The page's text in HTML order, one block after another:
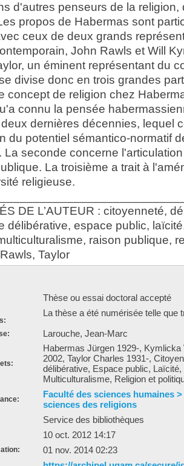
d'autres penseurs de la religion,
propos de Habermas sont
ceux de deux grands
John Rawls et Will
un éminent représentant du
divise donc en trois grandes
concept de religion chez
connu la pensée
dernières décennies, lequel
du potentiel sémantico-normatif
La seconde concerne
La troisième a trait à
religieuse.
DE L’AUTEUR : citoyenneté,
délibérative, espace public,
raison publique,
Taylor
Thèse ou essai doctoral accepté
La thèse a été numérisée telle que
Larouche, Jean-Marc
Habermas Jürgen 1929-,
2002, Taylor Charles 1931-,
délibérative, Espace public,
Multiculturalisme, Religion et
Faculté des sciences humaines
sciences des religions
Service des bibliothèques
10 oct. 2012 14:17
01 nov. 2014 02:23